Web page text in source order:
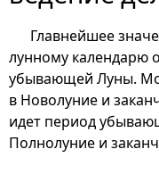
Главнейшее
лунному календарю
убывающей Луны.
в Новолуние и
идет период
Полнолуние и